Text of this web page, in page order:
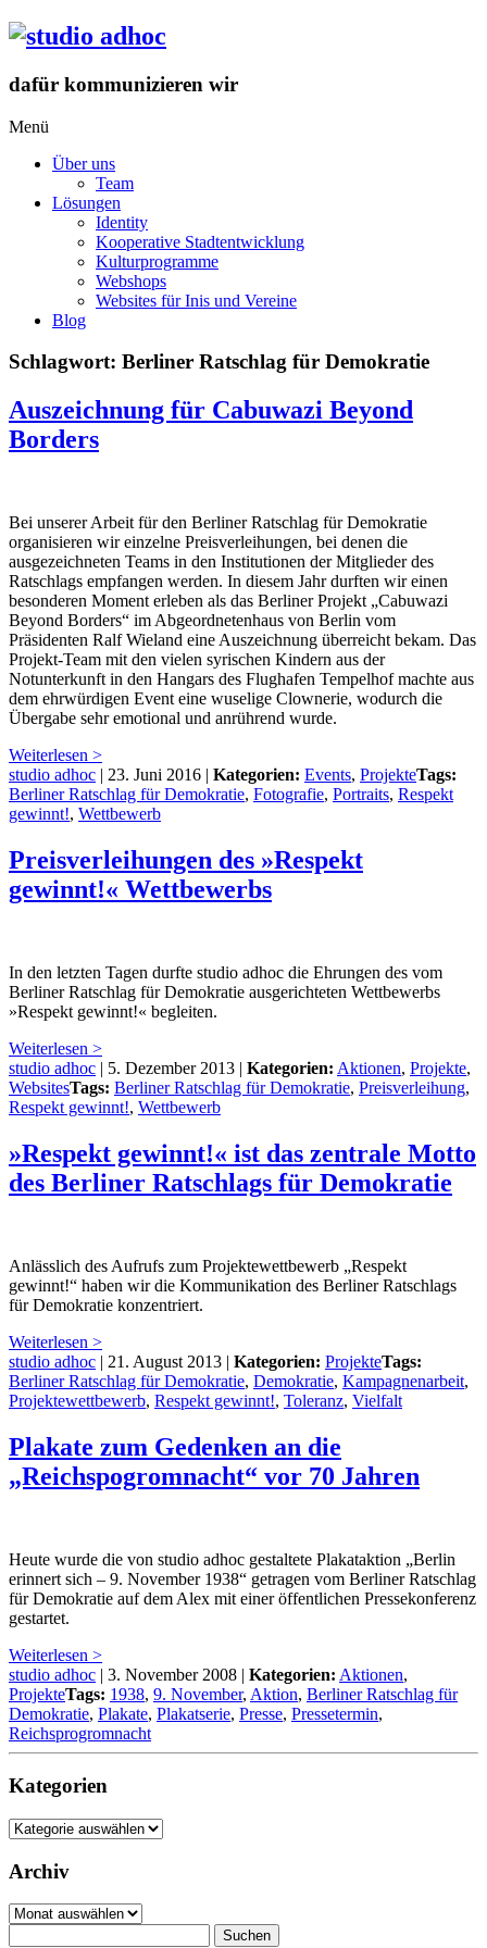
Zum
Inhalt
dafür kommunizieren wir
Menü
Über uns
Team
Lösungen
Identity
Kooperative Stadtentwicklung
Kulturprogramme
Webshops
Websites für Inis und Vereine
Blog
Schlagwort: Berliner Ratschlag für Demokratie
Auszeichnung für Cabuwazi Beyond
Borders
Bei unserer Arbeit für den Berliner Ratschlag für Demokratie
organisieren wir einzelne Preisverleihungen, bei denen die
ausgezeichneten Teams in den Institutionen der Mitglieder des
Ratschlags empfangen werden. In diesem Jahr durften wir einen
besonderen Moment erleben als das Berliner Projekt „Cabuwazi
Beyond Borders“ im Abgeordnetenhaus von Berlin vom
Präsidenten Ralf Wieland eine Auszeichnung überreicht bekam. Das
Projekt-Team mit den vielen syrischen Kindern aus der
Notunterkunft in den Hangars des Flughafen Tempelhof machte aus
dem ehrwürdigen Event eine wuselige Clownerie, wodurch die
Übergabe sehr emotional und anrührend wurde.
Weiterlesen >
studio adhoc | 23. Juni 2016 | Kategorien: Events, ProjekteTags:
Berliner Ratschlag für Demokratie, Fotografie, Portraits, Respekt
gewinnt!, Wettbewerb
Preisverleihungen des »Respekt
gewinnt!« Wettbewerbs
In den letzten Tagen durfte studio adhoc die Ehrungen des vom
Berliner Ratschlag für Demokratie ausgerichteten Wettbewerbs
»Respekt gewinnt!« begleiten.
Weiterlesen >
studio adhoc | 5. Dezember 2013 | Kategorien: Aktionen, Projekte,
WebsitesTags: Berliner Ratschlag für Demokratie, Preisverleihung,
Respekt gewinnt!, Wettbewerb
»Respekt gewinnt!« ist das zentrale Motto
des Berliner Ratschlags für Demokratie
Anlässlich des Aufrufs zum Projektewettbewerb „Respekt
gewinnt!“ haben wir die Kommunikation des Berliner Ratschlags
für Demokratie konzentriert.
Weiterlesen >
studio adhoc | 21. August 2013 | Kategorien: ProjekteTags:
Berliner Ratschlag für Demokratie, Demokratie, Kampagnenarbeit,
Projektewettbewerb, Respekt gewinnt!, Toleranz, Vielfalt
Plakate zum Gedenken an die
„Reichspogromnacht“ vor 70 Jahren
Heute wurde die von studio adhoc gestaltete Plakataktion „Berlin
erinnert sich – 9. November 1938“ getragen vom Berliner Ratschlag
für Demokratie auf dem Alex mit einer öffentlichen Pressekonferenz
gestartet.
Weiterlesen >
studio adhoc | 3. November 2008 | Kategorien: Aktionen,
ProjekteTags: 1938, 9. November, Aktion, Berliner Ratschlag für
Demokratie, Plakate, Plakatserie, Presse, Pressetermin,
Reichsprogromnacht
Kategorien
Kategorien
Archiv
Archiv